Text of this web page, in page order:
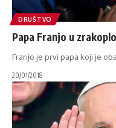
DRUŠTVO
Papa Franjo u
Franjo je prvi papa koji je
20/01/2018